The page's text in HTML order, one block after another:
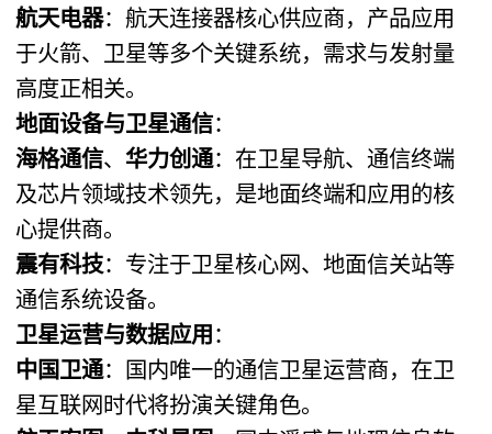
航天电器：航天连接器核心供应商，产品应用
于火箭、卫星等多个关键系统，需求与发射量
高度正相关。
地面设备与卫星通信：
海格通信、华力创通：在卫星导航、通信终端
及芯片领域技术领先，是地面终端和应用的核
心提供商。
震有科技：专注于卫星核心网、地面信关站等
通信系统设备。
卫星运营与数据应用 ：
中国卫通：国内唯一的通信卫星运营商，在卫
星互联网时代将扮演关键角色。